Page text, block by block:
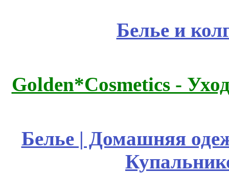
Белье и
Golden*Cosmetics -
Белье | Домашняя